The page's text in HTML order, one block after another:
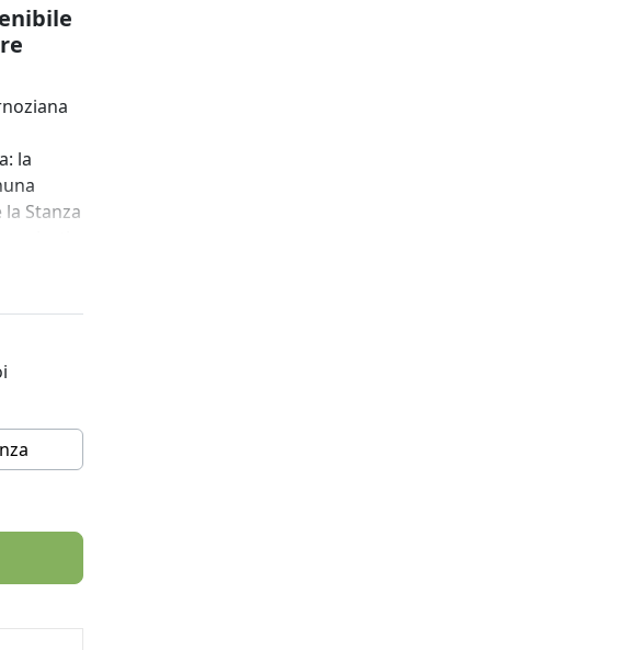
la
Stanza
e i
il
.